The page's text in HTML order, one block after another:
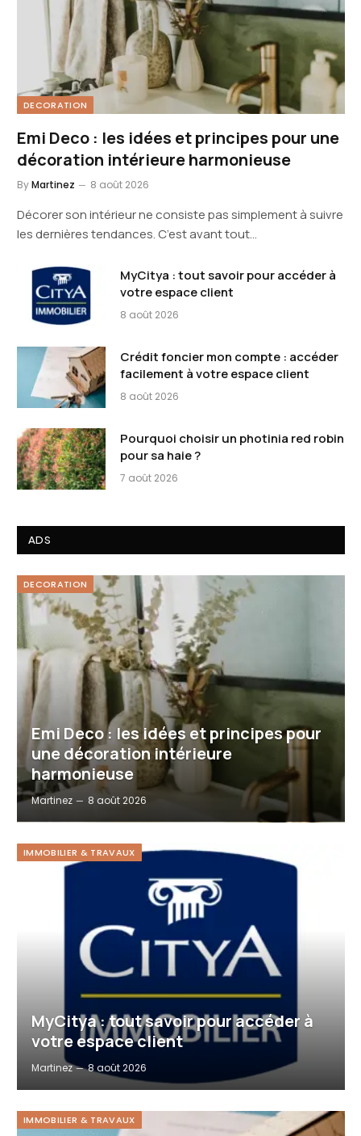
DECORATION
Emi Deco : les idées et principes pour une
décoration intérieure harmonieuse
ByMartinez 8 août 2026
Décorer son intérieur ne consiste pas simplement à suivre
les dernières tendances. C’est avant tout…
MyCitya : tout savoir pour accéder à
votre espace client
8 août 2026
Crédit foncier mon compte : accéder
facilement à votre espace client
8 août 2026
Pourquoi choisir un photinia red robin
pour sa haie ?
7 août 2026
ADS
DECORATION
Emi Deco : les idées et principes pour
une décoration intérieure
harmonieuse
Martinez 8 août 2026
IMMOBILIER & TRAVAUX
MyCitya : tout savoir pour accéder à
votre espace client
Martinez 8 août 2026
IMMOBILIER & TRAVAUX